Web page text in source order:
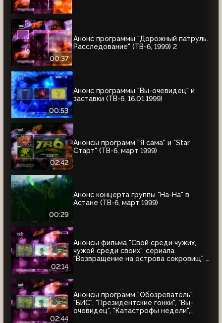
00:37
Анонс программы "Дорожный патруль.
Расследование" (ТВ-6, 1999) 2
00:53
Анонс программы "Вы-очевидец" и
заставки (ТВ-6, 16.01.1999)
02:42
Анонсы программ "Я сама" и "Star
Старт" (ТВ-6, март 1999)
00:29
Анонс концерта группы "На-На" в
Астане (ТВ-6, март 1999)
02:14
Анонсы фильма "Свой среди чужих,
чужой среди своих", сериала
"Возвращение на острова сокровищ" и
02:44
Анонсы программ "Обозреватель",
"БИС", "Президентские гонки", "Вы-
очевидец", "Катастрофы недели",